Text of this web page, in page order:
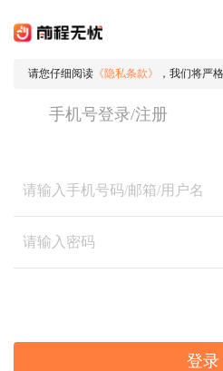
请您仔细阅读 《隐私条款》 ，我们将严
手机号登录/注册
登录